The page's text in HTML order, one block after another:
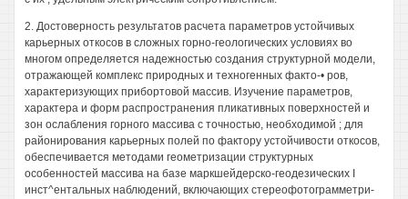
2. Достоверность результатов расчета параметров устойчивых
карьерных откосов в сложных горно-геологических условиях во
многом определяется надежностью создания структурной модели,
отражающей комплекс природных и техногенных факто-• ров,
характеризующих прибортовой массив. Изучение параметров,
характера и форм распространения пликативных поверхностей и
зон ослабления горного массива с точностью, необходимой ; для
районирования карьерных полей по фактору устойчивости откосов,
обеспечивается методами геометризации структурных
особенностей массива на базе маркшейдерско-геодезических I
инст^ентальных наблюдений, включающих стереофотограмметри-